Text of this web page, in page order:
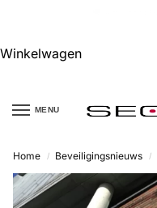
Winkelwagen
MENU
product…
Home / Beveiligingsnieuws /